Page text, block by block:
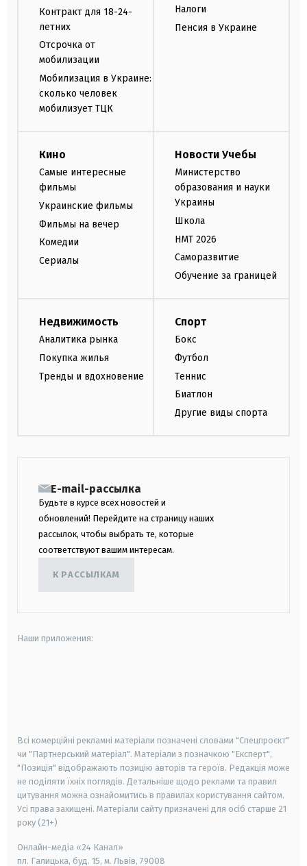
Контракт для 18-24-
летних
Отсрочка от
мобилизации
Мобилизация в Украине:
сколько человек
мобилизует ТЦК
Налоги
Пенсия в Украине
Кино
Самые интересные
фильмы
Украинские фильмы
Фильмы на вечер
Комедии
Сериалы
Новости Учебы
Министерство
образования и науки
Украины
Школа
НМТ 2026
Саморазвитие
Обучение за границей
Недвижимость
Аналитика рынка
Покупка жилья
Тренды и вдохновение
Спорт
Бокс
Футбол
Теннис
Биатлон
Другие виды спорта
E-mail-рассылка
Будьте в курсе всех новостей и
обновлений! Перейдите на страницу наших
рассылок, чтобы выбрать те, которые
соответствуют вашим интересам.
К РАССЫЛКАМ
Наши приложения:
Всі комерційні рекламні матеріали позначені словами "Спецпроєкт"
чи "Партнерський матеріал". Матеріали з позначкою "Експерт",
"Позиція" відображають позицію авторів та героїв. Редакція може
не поділяти їхніх поглядів. Детальніше щодо реклами та правил
цитування можна ознайомитись в правилах користування сайтом.
Усі права захищені. Матеріали сайту призначені для осіб старше 21
року (21+)
Онлайн-медіа «24 Канал»
пл. Галицька, буд. 15, м. Львів, 79008